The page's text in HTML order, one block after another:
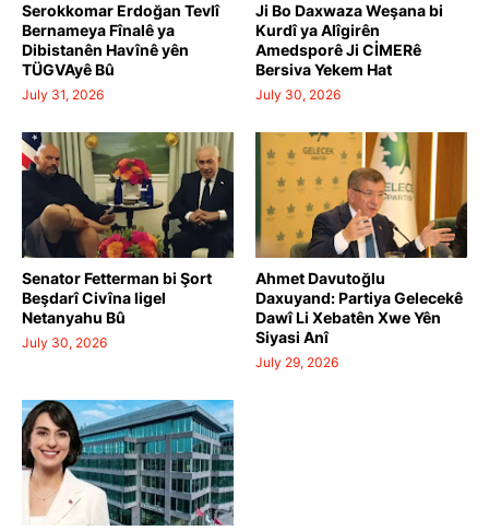
Serokkomar Erdoğan Tevlî
Bernameya Fînalê ya
Dibistanên Havînê yên
TÜGVAyê Bû
July 31, 2026
Ji Bo Daxwaza Weşana bi
Kurdî ya Alîgirên
Amedsporê Ji CİMERê
Bersiva Yekem Hat
July 30, 2026
Senator Fetterman bi Şort
Beşdarî Civîna ligel
Netanyahu Bû
July 30, 2026
Ahmet Davutoğlu
Daxuyand: Partiya Gelecekê
Dawî Li Xebatên Xwe Yên
Siyasi Anî
July 29, 2026